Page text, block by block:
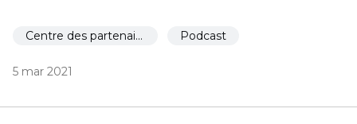
Centre des partenaires Podcast
5 mar 2021